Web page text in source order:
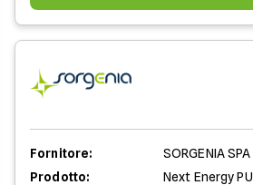
Fornitore:
SORGENIA SPA
Prodotto:
Next Energy